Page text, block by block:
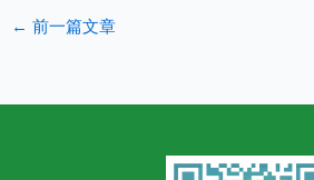
← 前一篇文章